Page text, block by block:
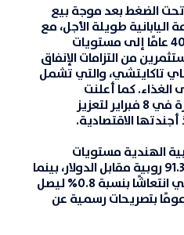
تحت الضغط بعد موجة بيع
طويلة الأجل، مع
ارتفاع عوائد السندات لأجل 40 عامًا إلى مستويات
من التزامات الإنفاق
تاكايتشي، والتي تشمل
كما أعلنت
تاكايتشي عن انتخابات مبكرة في 8 فبراير لتعزيز
الاقتصادية.
الهنديةمستويات
قياسية منخفضة عند 91.3800 روبية مقابل الدولار، بينما
شهد الوون الكوري الجنوبي انتعاشًا بنسبة 0.8% ليصل
وون، مدعومًا بتصريحات رسمية عن